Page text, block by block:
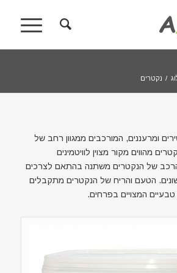
/ נקטרים
ומרעננים, המורכבים ממגוון רחב של
מהווים מקור מצוין לוויטמינים
של הנקטרים משתנה בהתאם לצרכים
הטעם והריח של הנקטרים מתקבלים
המצויים בפרחים.